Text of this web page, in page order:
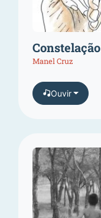
Constelação
Manel Cruz
Ouvir